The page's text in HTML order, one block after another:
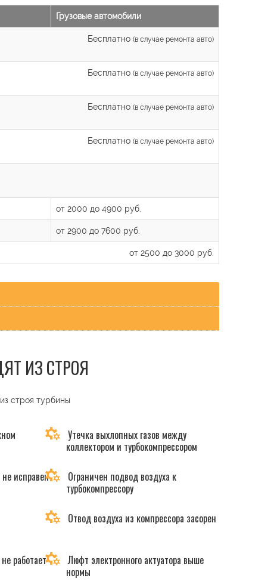
Грузовые автомобили
Бесплатно (в случае ремонта авто)
Бесплатно (в случае ремонта авто)
Бесплатно (в случае ремонта авто)
Бесплатно (в случае ремонта авто)
от 2000 до 4900 руб.
от 2900 до 7600 руб.
от 2500 до 3000 руб.
ИЗ СТРОЯ
строя турбины
Утечка выхлопных газов между
коллектором и турбокомпрессором
исправен
Ограничен подвод воздуха к
турбокомпрессору
Отвод воздуха из компрессора засорен
работает
Люфт электронного актуатора выше
нормы